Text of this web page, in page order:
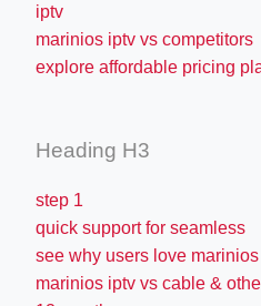
iptv
marinios iptv vs competitors
explore affordable pricing
Heading H3
step 1
quick support for seamless
see why users love marinios
marinios iptv vs cable &